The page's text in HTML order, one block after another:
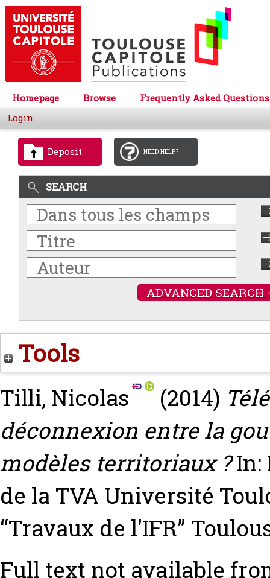
Homepage Browse
Frequently Asked Questions
Login
Deposit NEED HELP?
SEARCH
ADVANCED SEARCH
Tools
Tilli, Nicolas (2014)
déconnexion entre la
modèles territoriaux ?In:
de la TVA Université
“Travaux de l'IFR”
Full text not available